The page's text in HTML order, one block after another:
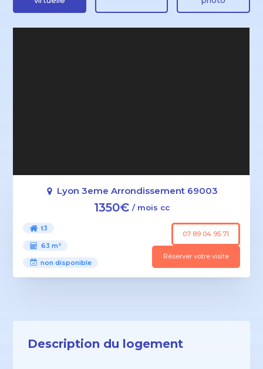
Lyon 3eme Arrondissement 69003
1350€ / mois cc
t3
63 m²
non disponible
07 89 04 95 71
Réserver votre visite
Description du logement